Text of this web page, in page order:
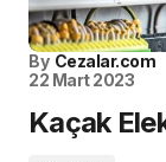
By Cezalar.com
22 Mart 2023
Kaçak